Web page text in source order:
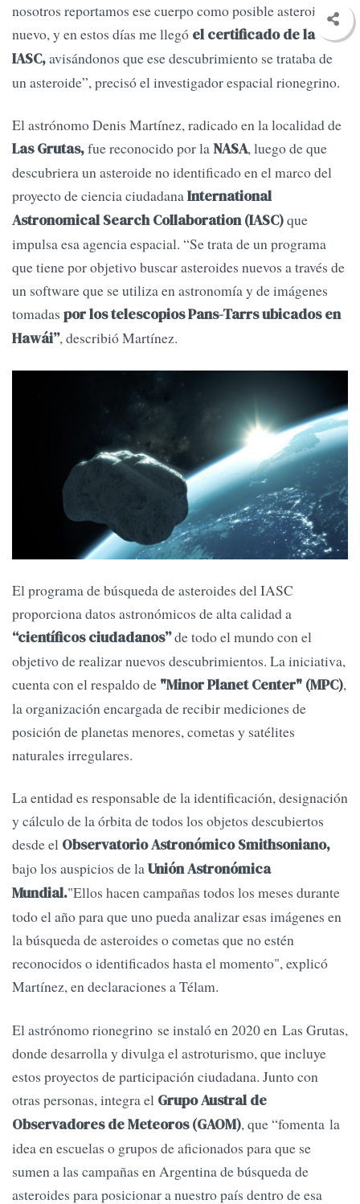
nosotros reportamos ese cuerpo como posible asteroide
nuevo, y en estos días me llegó el certificado de la
IASC,avisándonos que ese descubrimiento se trataba de
un asteroide”, precisó el investigador espacial rionegrino.
El astrónomo Denis Martínez, radicado en la localidad de
Las Grutas,fue reconocido por laNASA, luego de que
descubriera un asteroide no identificado en el marco del
proyecto de ciencia ciudadanaInternational
Astronomical Search Collaboration (IASC)que
impulsa esa agencia espacial. “Se trata de un programa
que tiene por objetivo buscar asteroides nuevos a través de
un software que se utiliza en astronomía y de imágenes
tomadas por los telescopios Pans-Tarrs ubicados en
Hawái”, describió Martínez.
El programa de búsqueda de asteroides del IASC
proporciona datos astronómicos de alta calidad a
“científicos ciudadanos”de todo el mundo con el
objetivo de realizar nuevos descubrimientos. La iniciativa,
cuenta con el respaldo de "Minor Planet Center" (MPC),
la organización encargada de recibir mediciones de
posición de planetas menores, cometas y satélites
naturales irregulares.
La entidad es responsable de la identificación, designación
y cálculo de la órbita de todos los objetos descubiertos
desde el Observatorio Astronómico Smithsoniano,
bajo los auspicios de laUnión Astronómica
Mundial."Ellos hacen campañas todos los meses durante
todo el año para que uno pueda analizar esas imágenes en
la búsqueda de asteroides o cometas que no estén
reconocidos o identificados hasta el momento", explicó
Martínez, en declaraciones a Télam.
El astrónomo rionegrino se instaló en 2020 en Las Grutas,
donde desarrolla y divulga el astroturismo, que incluye
estos proyectos de participación ciudadana. Junto con
otras personas, integra el Grupo Austral de
Observadores de Meteoros (GAOM), que “fomenta la
idea en escuelas o grupos de aficionados para que se
sumen a las campañas en Argentina de búsqueda de
asteroides para posicionar a nuestro país dentro de esa